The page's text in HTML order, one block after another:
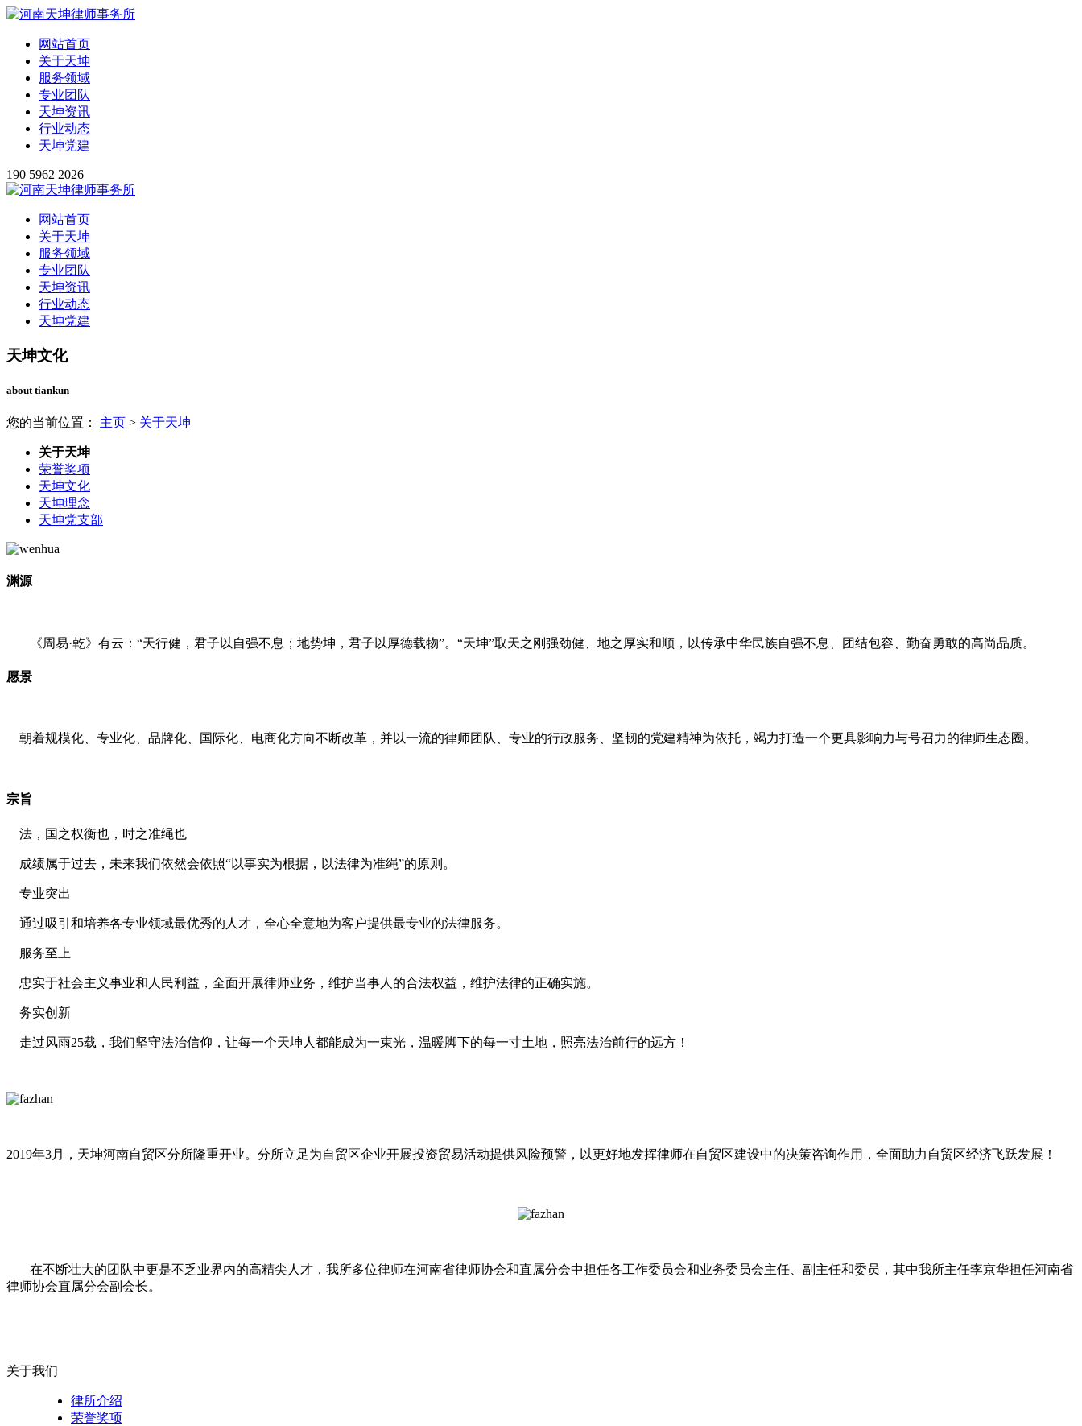
网站首页
关于天坤
服务领域
专业团队
天坤资讯
行业动态
天坤党建
190 5962 2026
网站首页
关于天坤
服务领域
专业团队
天坤资讯
行业动态
天坤党建
天坤文化
about tiankun
您的当前位置： 主页 > 关于天坤
关于天坤
荣誉奖项
天坤文化
天坤理念
天坤党支部
渊源
《周易·乾》有云：“天行健，君子以自强不息；地势坤，君子以厚德载物”。“天坤”取天之刚强劲健、地之厚实和顺，以传承中华民族自强不息、团结包容、勤奋勇敢的高尚品质。
愿景
朝着规模化、专业化、品牌化、国际化、电商化方向不断改革，并以一流的律师团队、专业的行政服务、坚韧的党建精神为依托，竭力打造一个更具影响力与号召力的律师生态圈。
宗旨
法，国之权衡也，时之准绳也
成绩属于过去，未来我们依然会依照“以事实为根据，以法律为准绳”的原则。
专业突出
通过吸引和培养各专业领域最优秀的人才，全心全意地为客户提供最专业的法律服务。
服务至上
忠实于社会主义事业和人民利益，全面开展律师业务，维护当事人的合法权益，维护法律的正确实施。
务实创新
走过风雨25载，我们坚守法治信仰，让每一个天坤人都能成为一束光，温暖脚下的每一寸土地，照亮法治前行的远方！
2019年3月，天坤河南自贸区分所隆重开业。分所立足为自贸区企业开展投资贸易活动提供风险预警，以更好地发挥律师在自贸区建设中的决策咨询作用，全面助力自贸区经济飞跃发展！
在不断壮大的团队中更是不乏业界内的高精尖人才，我所多位律师在河南省律师协会和直属分会中担任各工作委员会和业务委员会主任、副主任和委员，其中我所主任李京华担任河南省
律师协会直属分会副会长。
关于我们
律所介绍
荣誉奖项